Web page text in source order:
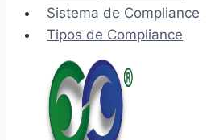
Sistema de Compliance
Tipos de Compliance